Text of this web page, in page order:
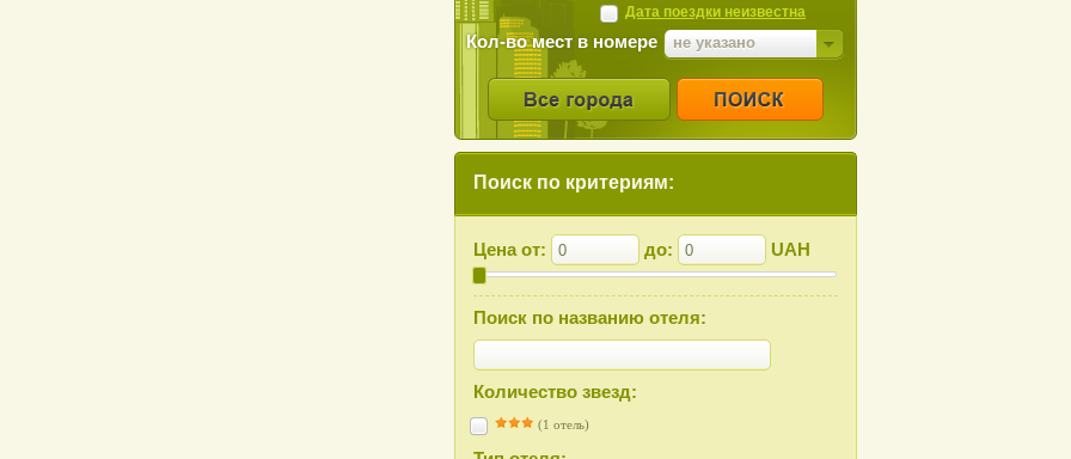
Дата поездки неизвестна
Кол-во мест в номере не указано
Поиск по критериям:
Цена от: до: UAH
Поиск по названию отеля:
Количество звезд:
(1 отель)